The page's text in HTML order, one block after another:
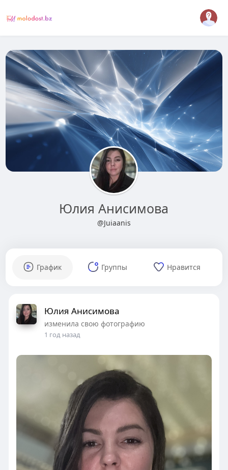
Юлия Анисимова
@Juiaanis
График Группы Нравится
Юлия Анисимова
изменила свою фотографию
1 год назад